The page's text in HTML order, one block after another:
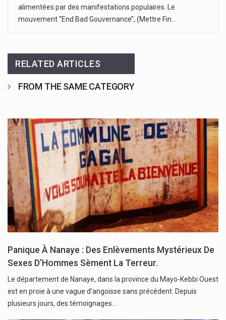
alimentées par des manifestations populaires. Le
mouvement ‘’End Bad Gouvernance’’, (Mettre Fin…
RELATED ARTICLES
FROM THE SAME CATEGORY
Panique À Nanaye : Des Enlèvements Mystérieux De
Sexes D’Hommes Sèment La Terreur.
Le département de Nanaye, dans la province du Mayo-Kebbi Ouest
est en proie à une vague d’angoisse sans précédent. Depuis
plusieurs jours, des témoignages…